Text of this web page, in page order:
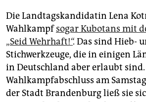
Die Landtagskandidatin Lena
Wahlkampfsogar Kubotans mit
„Seid Wehrhaft!“. Das sind Hieb-
Stichwerkzeuge, die in einigen
in Deutschland aber erlaubt
Wahlkampfabschluss am
der Stadt Brandenburg ließ sie